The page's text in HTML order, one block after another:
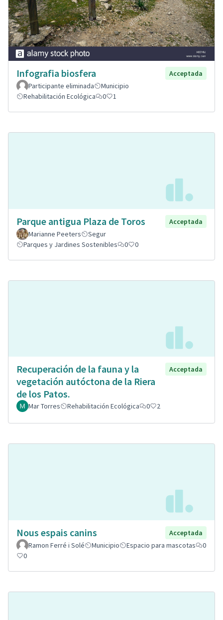
Infografia biosfera
Acceptada
Participante eliminada
Municipio
Rehabilitación Ecológica
0 1
Parque antigua Plaza de Toros
Acceptada
Marianne Peeters
Segur
Parques y Jardines Sostenibles
0 0
Recuperación de la fauna y la
vegetación autóctona de la Riera
de los Patos.
Acceptada
Mar Torres Rehabilitación Ecológica 0 2
Nous espais canins
Acceptada
Ramon Ferré i Solé
Municipio Espacio para mascotas
0
0